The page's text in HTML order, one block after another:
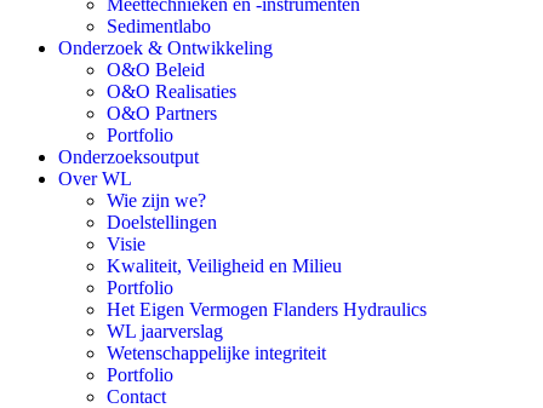
Meettechnieken en -instrumenten
Sedimentlabo
Onderzoek & Ontwikkeling
O&O Beleid
O&O Realisaties
O&O Partners
Portfolio
Onderzoeksoutput
Over WL
Wie zijn we?
Doelstellingen
Visie
Kwaliteit, Veiligheid en Milieu
Portfolio
Het Eigen Vermogen Flanders Hydraulics
WL jaarverslag
Wetenschappelijke integriteit
Portfolio
Contact